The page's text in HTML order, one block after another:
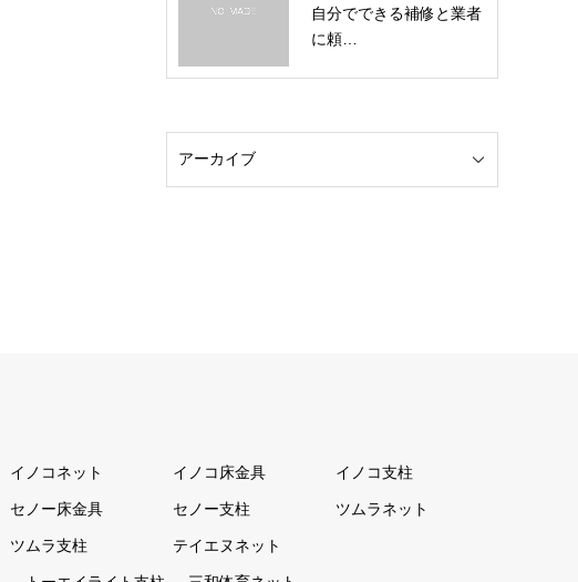
自分でできる補修と業者
に頼…
イノコネット イノコ床金具 イノコ支柱
セノー床金具 セノー支柱 ツムラネット
ツムラ支柱 テイエヌネット